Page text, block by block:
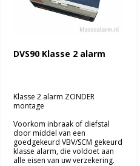
DVS90 Klasse 2 alarm
Klasse 2 alarm ZONDER
montage
Voorkom inbraak of diefstal
door middel van een
goedgekeurd VBV/SCM gekeurd
klasse alarm, die voldoet aan
alle eisen van uw verzekering.